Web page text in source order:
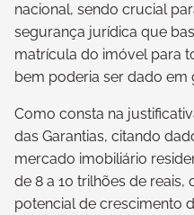
nacional, sendo crucial
segurança jurídica que
matrícula do imóvel para
bem poderia ser dado em
Como consta na
das Garantias, citando
mercado imobiliário
de 8 a 10 trilhões de
potencial de crescimento